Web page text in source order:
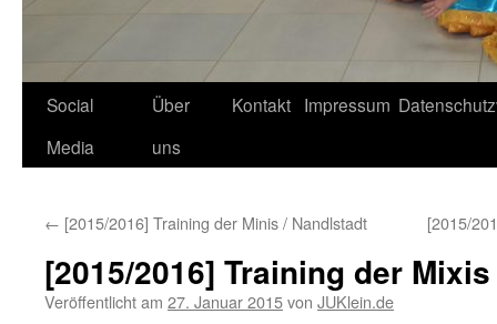
Social
Media
Über
uns
Kontakt Impressum
← [2015/2016] Training der Minis / Nandlstadt [2015/
[2015/2016] Training der
Veröffentlicht am 27. Januar 2015von JUKlein.de